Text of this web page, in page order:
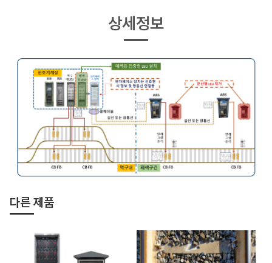
상세정보
다른 제품